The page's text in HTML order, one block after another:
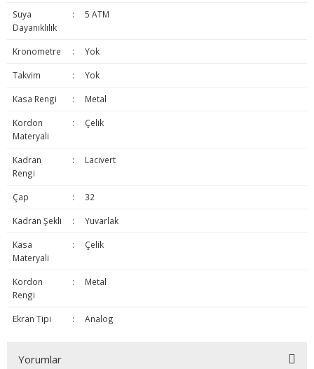
Suya
Dayanıklılık
: 5 ATM
Kronometre : Yok
Takvim : Yok
Kasa Rengi : Metal
Kordon
Materyali
: Çelik
Kadran
Rengi
: Lacivert
Çap : 32
Kadran Şekli : Yuvarlak
Kasa
Materyali
: Çelik
Kordon
Rengi
: Metal
Ekran Tipi : Analog
Yorumlar